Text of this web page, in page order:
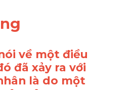
về một điều
đã xảy ra với
là do một